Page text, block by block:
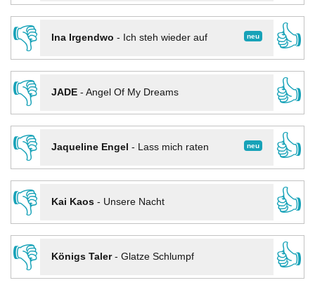
👎
neu
Ina Irgendwo - Ich steh wieder auf
👍
👎
JADE- Angel Of My Dreams
👍
👎
neu
Jaqueline Engel - Lass mich raten
👍
👎
Kai Kaos- Unsere Nacht
👍
👎
Königs Taler- Glatze Schlumpf
👍